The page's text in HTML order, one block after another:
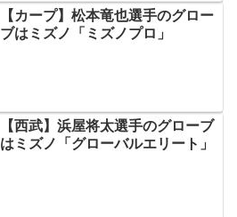
【カープ】松本竜也選手のグロー
ブはミズノ「ミズノプロ」
【西武】浜屋将太選手のグローブ
はミズノ「グローバルエリート」